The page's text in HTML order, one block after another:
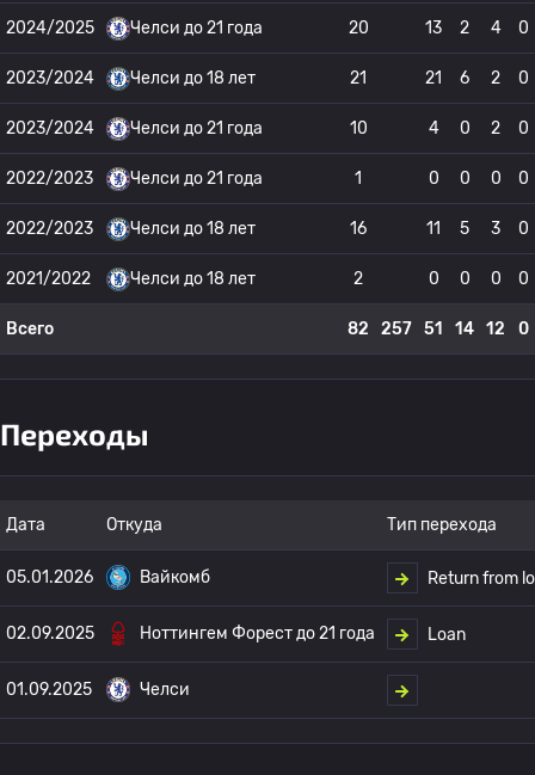
2024/2025 Челси до 21 года 20 13 2 4 0
2023/2024 Челси до 18 лет 21 21 6 2 0
2023/2024 Челси до 21 года 10 4 0 2 0
2022/2023 Челси до 21 года 1 0 0 0 0
2022/2023 Челси до 18 лет 16 11 5 3 0
2021/2022 Челси до 18 лет 2 0 0 0 0
Всего 82 257 51 14 12 0
Переходы
Дата Откуда Тип перехода
05.01.2026 Вайкомб Return from
02.09.2025 Ноттингем Форест до 21 года Loan
01.09.2025 Челси